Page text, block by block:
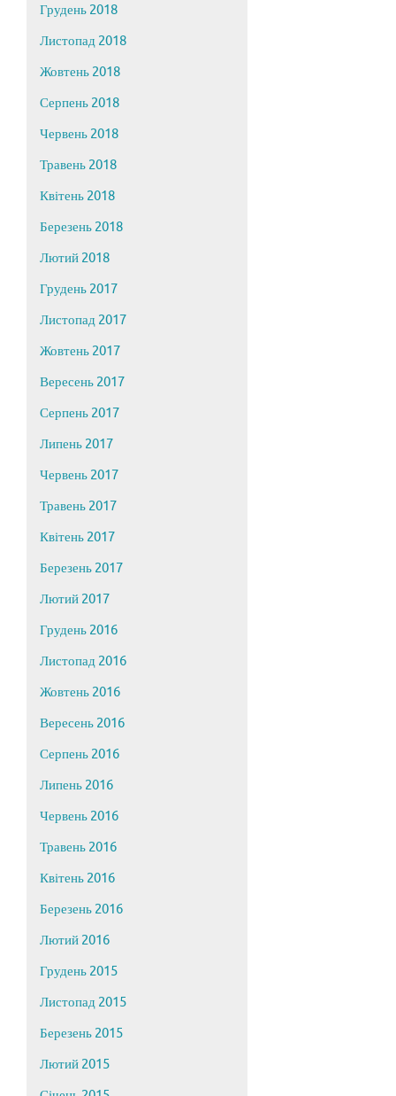
Грудень 2018
Листопад 2018
Жовтень 2018
Серпень 2018
Червень 2018
Травень 2018
Квітень 2018
Березень 2018
Лютий 2018
Грудень 2017
Листопад 2017
Жовтень 2017
Вересень 2017
Серпень 2017
Липень 2017
Червень 2017
Травень 2017
Квітень 2017
Березень 2017
Лютий 2017
Грудень 2016
Листопад 2016
Жовтень 2016
Вересень 2016
Серпень 2016
Липень 2016
Червень 2016
Травень 2016
Квітень 2016
Березень 2016
Лютий 2016
Грудень 2015
Листопад 2015
Березень 2015
Лютий 2015